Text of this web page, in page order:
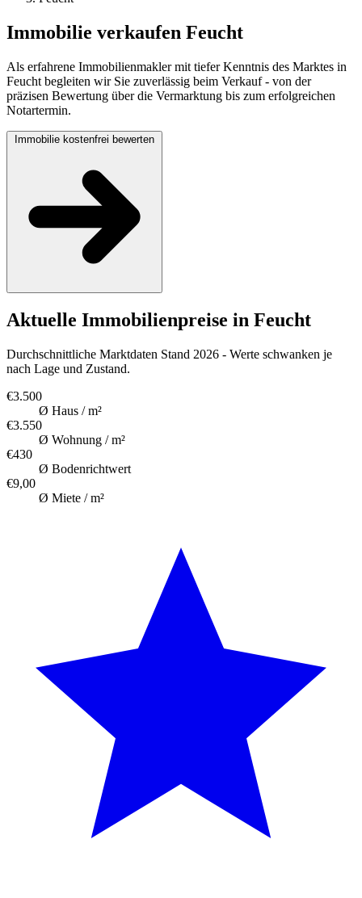
Immobilie verkaufen Feucht
Als erfahrene Immobilienmakler mit tiefer Kenntnis des Marktes in
Feucht begleiten wir Sie zuverlässig beim Verkauf - von der
präzisen Bewertung über die Vermarktung bis zum erfolgreichen
Notartermin.
Aktuelle Immobilienpreise in Feucht
Durchschnittliche Marktdaten Stand 2026 - Werte schwanken je
nach Lage und Zustand.
€3.500
Ø Haus / m²
€3.550
Ø Wohnung / m²
€430
Ø Bodenrichtwert
€9,00
Ø Miete / m²